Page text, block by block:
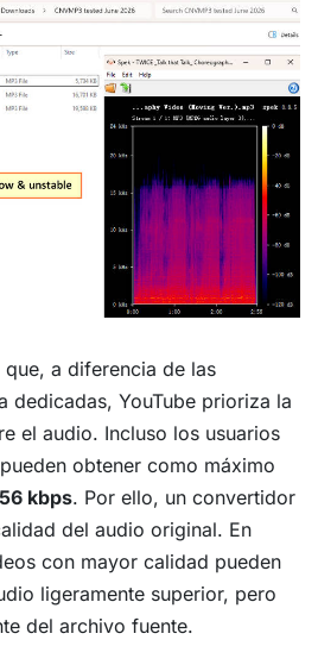
a diferencia de las
dedicadas, YouTube prioriza la
el audio. Incluso los usuarios
obtener como máximo
kbps. Por ello, un convertidor
del audio original. En
con mayor calidad pueden
ligeramente superior, pero
del archivo fuente.